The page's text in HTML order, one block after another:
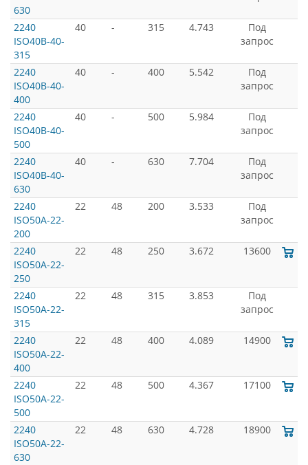
630
2240
ISO40B-40-
315
40 - 315 4.743
Под
запрос
2240
ISO40B-40-
400
40 - 400 5.542
Под
запрос
2240
ISO40B-40-
500
40 - 500 5.984
Под
запрос
2240
ISO40B-40-
630
40 - 630 7.704
Под
запрос
2240
ISO50A-22-
200
22 48 200 3.533
Под
запрос
2240
ISO50A-22-
250
22 48 250 3.672 13600
2240
ISO50A-22-
315
22 48 315 3.853
Под
запрос
2240
ISO50A-22-
400
22 48 400 4.089 14900
2240
ISO50A-22-
500
22 48 500 4.367 17100
2240
ISO50A-22-
630
22 48 630 4.728 18900